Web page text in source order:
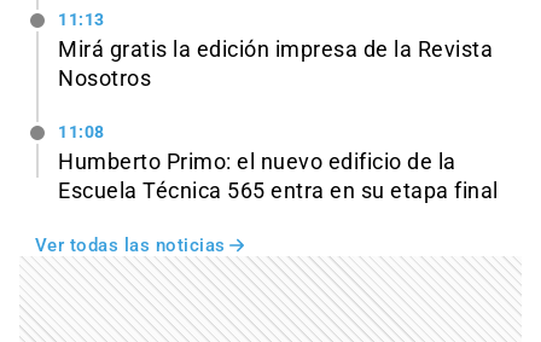
11:13
Mirá gratis la edición impresa de la Revista
Nosotros
11:08
Humberto Primo: el nuevo edificio de la
Escuela Técnica 565 entra en su etapa final
Ver todas las noticias